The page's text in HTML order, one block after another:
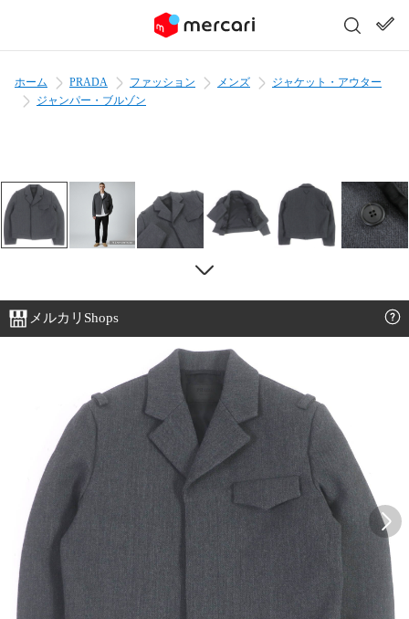
ホーム PRADA ファッション メンズ
ジャケット・アウター
ジャンパー・ブルゾン
メルカリShops